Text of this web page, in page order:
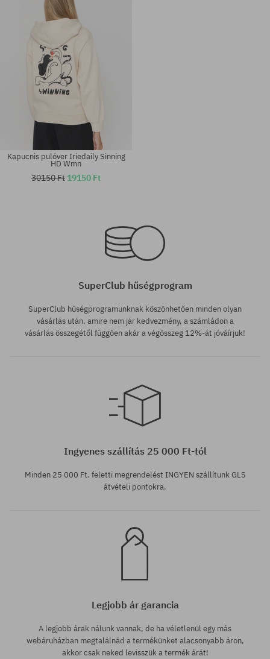
Kapucnis pulóver Iriedaily Sinning
HD Wmn
30150 Ft 19150 Ft
SuperClub hűségprogram
SuperClub hűségprogramunknak köszönhetően minden olyan
vásárlás után, amire nem jár kedvezmény, a számládon a
vásárlás összegétől függően akár a végösszeg 12%-át jóváírjuk!
Ingyenes szállítás 25 000 Ft-tól
Minden 25 000 Ft. feletti megrendelést INGYEN szállítunk GLS
átvételi pontokra.
Legjobb ár garancia
A legjobb árak nálunk vannak, de ha véletlenül egy más
webáruházban megtalálnád a termékünket alacsonyabb áron,
akkor csak neked levisszük a termék árát!